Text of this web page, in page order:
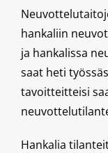
hankaliin
ja hankalissa
saat heti
tavoitteitteisi
Hankalia